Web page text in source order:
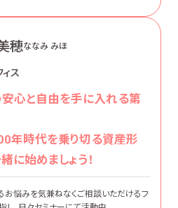
穂ななみ みほ
ス
心と自由を手に入れる第
年時代を乗り切る資産形
に始めましょう！
お悩みを気兼ねなくご相談いただけるフ